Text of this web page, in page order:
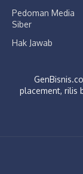
Pedoman Media
Siber
Hak Jawab
placement, rilis